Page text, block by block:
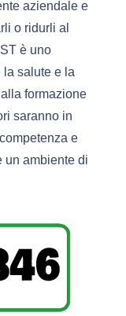
aziendale e
o ridurli al
è uno
la salute e la
formazione
saranno in
e
un ambiente di